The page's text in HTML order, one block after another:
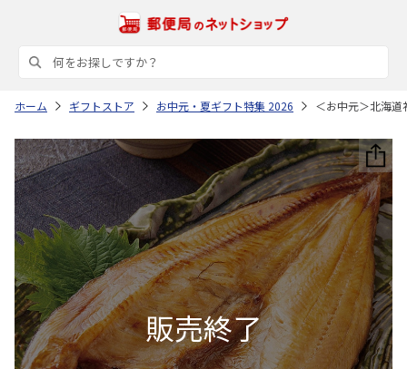
ホーム ギフトストア お中元・夏ギフト特集 2026 ＜お中元＞北海